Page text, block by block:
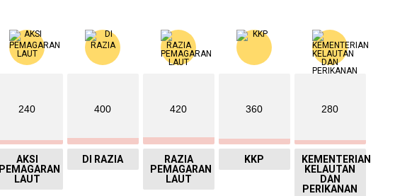
240
AKSI
PEMAGARAN
LAUT
400
DI RAZIA
420
RAZIA
PEMAGARAN
LAUT
360
KKP
280
KEMENTERIAN
KELAUTAN
DAN
PERIKANAN